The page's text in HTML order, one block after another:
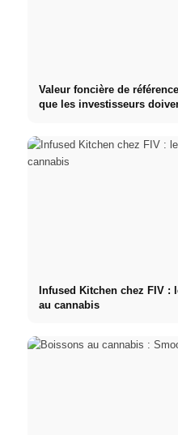
Valeur foncière de
que les investisseurs
Infused Kitchen chez FIV :
au cannabis